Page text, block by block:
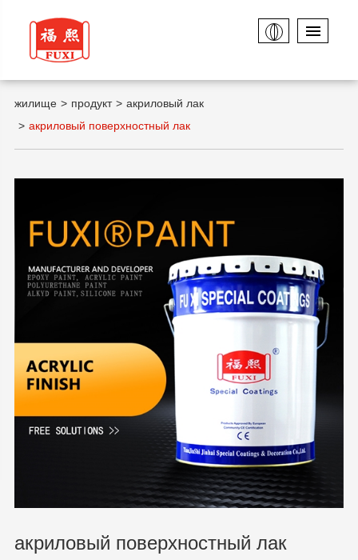
жилище продукт
акриловый лак
акриловый поверхностный лак
акриловый поверхностный лак